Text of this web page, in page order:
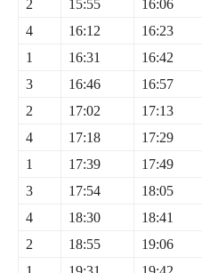
2
15:55 16:06
4
16:12 16:23
1
16:31 16:42
3
16:46 16:57
2
17:02 17:13
4
17:18 17:29
1
17:39 17:49
3
17:54 18:05
4
18:30 18:41
2
18:55 19:06